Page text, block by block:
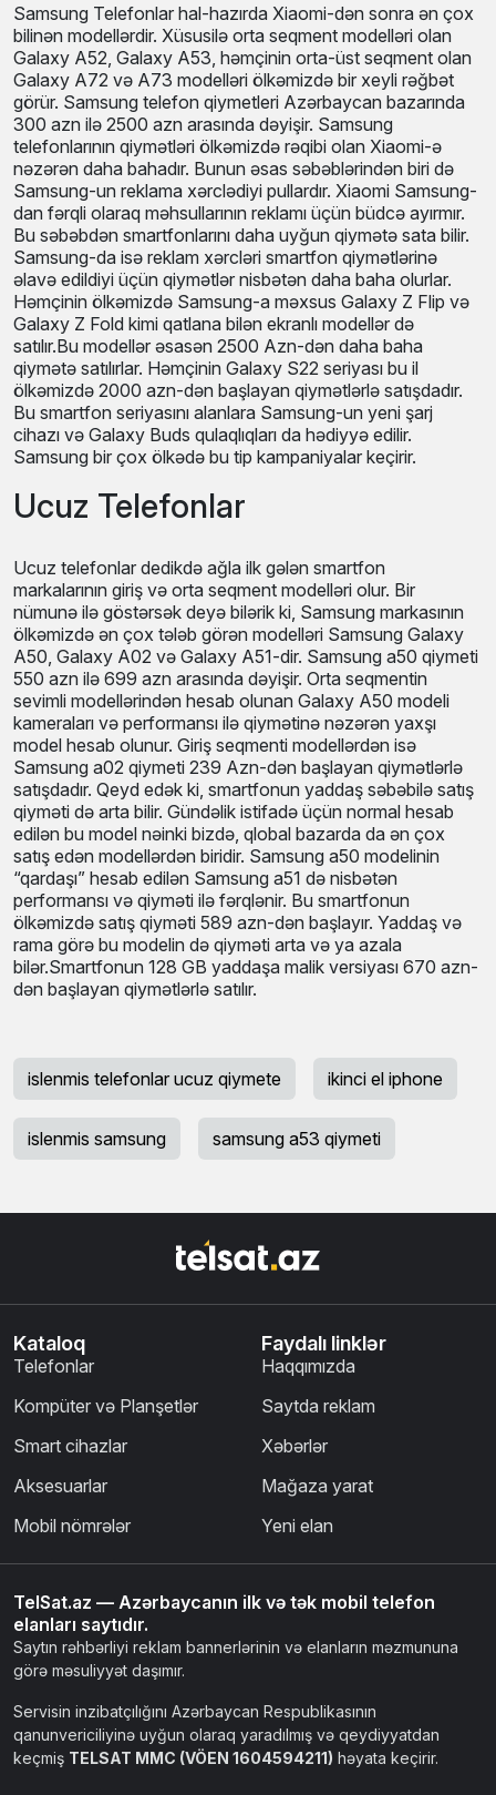
Samsung Telefonlar hal-hazırda Xiaomi-dən sonra ən çox
bilinən modellərdir. Xüsusilə orta seqment modelləri olan
Galaxy A52, Galaxy A53, həmçinin orta-üst seqment olan
Galaxy A72 və A73 modelləri ölkəmizdə bir xeyli rəğbət
görür. Samsung telefon qiymetleri Azərbaycan bazarında
300 azn ilə 2500 azn arasında dəyişir. Samsung
telefonlarının qiymətləri ölkəmizdə rəqibi olan Xiaomi-ə
nəzərən daha bahadır. Bunun əsas səbəblərindən biri də
Samsung-un reklama xərclədiyi pullardır. Xiaomi Samsung-
dan fərqli olaraq məhsullarının reklamı üçün büdcə ayırmır.
Bu səbəbdən smartfonlarını daha uyğun qiymətə sata bilir.
Samsung-da isə reklam xərcləri smartfon qiymətlərinə
əlavə edildiyi üçün qiymətlər nisbətən daha baha olurlar.
Həmçinin ölkəmizdə Samsung-a məxsus Galaxy Z Flip və
Galaxy Z Fold kimi qatlana bilən ekranlı modellər də
satılır.Bu modellər əsasən 2500 Azn-dən daha baha
qiymətə satılırlar. Həmçinin Galaxy S22 seriyası bu il
ölkəmizdə 2000 azn-dən başlayan qiymətlərlə satışdadır.
Bu smartfon seriyasını alanlara Samsung-un yeni şarj
cihazı və Galaxy Buds qulaqlıqları da hədiyyə edilir.
Samsung bir çox ölkədə bu tip kampaniyalar keçirir.
Ucuz Telefonlar
Ucuz telefonlar dedikdə ağla ilk gələn smartfon
markalarının giriş və orta seqment modelləri olur. Bir
nümunə ilə göstərsək deyə bilərik ki, Samsung markasının
ölkəmizdə ən çox tələb görən modelləri Samsung Galaxy
A50, Galaxy A02 və Galaxy A51-dir. Samsung a50 qiymeti
550 azn ilə 699 azn arasında dəyişir. Orta seqmentin
sevimli modellərindən hesab olunan Galaxy A50 modeli
kameraları və performansı ilə qiymətinə nəzərən yaxşı
model hesab olunur. Giriş seqmenti modellərdən isə
Samsung a02 qiymeti 239 Azn-dən başlayan qiymətlərlə
satışdadır. Qeyd edək ki, smartfonun yaddaş səbəbilə satış
qiyməti də arta bilir. Gündəlik istifadə üçün normal hesab
edilən bu model nəinki bizdə, qlobal bazarda da ən çox
satış edən modellərdən biridir. Samsung a50 modelinin
“qardaşı” hesab edilən Samsung a51 də nisbətən
performansı və qiyməti ilə fərqlənir. Bu smartfonun
ölkəmizdə satış qiyməti 589 azn-dən başlayır. Yaddaş və
rama görə bu modelin də qiyməti arta və ya azala
bilər.Smartfonun 128 GB yaddaşa malik versiyası 670 azn-
dən başlayan qiymətlərlə satılır.
islenmis telefonlar ucuz qiymete ikinci el iphone
islenmis samsung samsung a53 qiymeti
Kataloq
Telefonlar
Kompüter və Planşetlər
Smart cihazlar
Aksesuarlar
Mobil nömrələr
Faydalı linklər
Haqqımızda
Saytda reklam
Xəbərlər
Mağaza yarat
Yeni elan
TelSat.az — Azərbaycanın ilk və tək mobil telefon
elanları saytıdır.
Saytın rəhbərliyi reklam bannerlərinin və elanların məzmununa
görə məsuliyyət daşımır.
Servisin inzibatçılığını Azərbaycan Respublikasının
qanunvericiliyinə uyğun olaraq yaradılmış və qeydiyyatdan
keçmiş TELSAT MMC (VÖEN 1604594211) həyata keçirir.